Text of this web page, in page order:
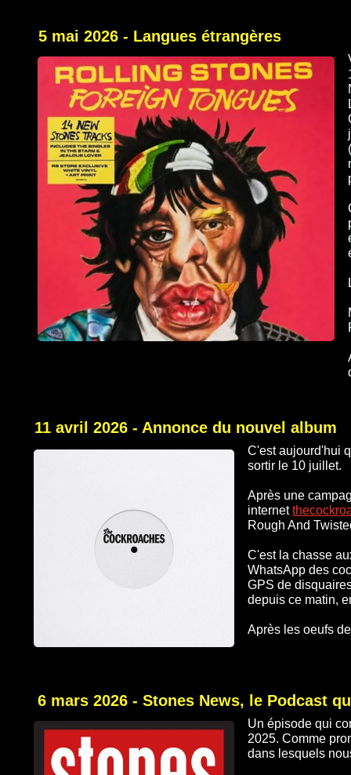
6 mars 2026 - Stones News, le Podcast
Un épisode qui
2025. Comme
dans lesquels
11 avril 2026 - Annonce du nouvel album
C'est aujourd'hui
sortir le 10 juillet.
Après une
internet
Rough And
C'est la chasse
WhatsApp des
GPS de
depuis ce matin,
Après les oeufs
5 mai 2026 - Langues étrangères